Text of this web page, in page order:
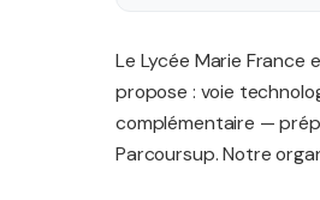
Le Lycée Marie France
propose : voie
complémentaire —
Parcoursup. Notre